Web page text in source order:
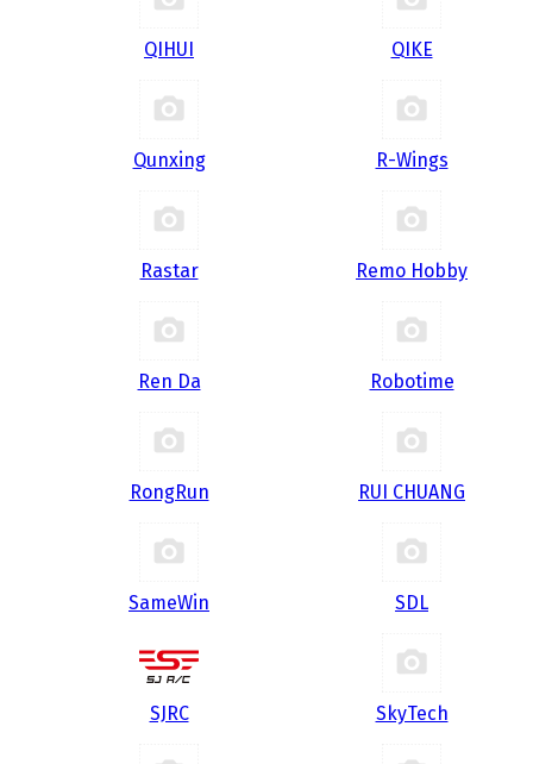
QIHUI QIKE
Qunxing R-Wings
Rastar Remo Hobby
Ren Da Robotime
RongRun RUI CHUANG
SameWin SDL
SJRC SkyTech